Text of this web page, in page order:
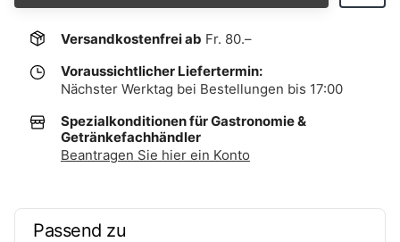
Versandkostenfrei ab Fr. 80.–
Voraussichtlicher Liefertermin:
Nächster Werktag bei Bestellungen bis 17:00
Spezialkonditionen für Gastronomie &
Getränkefachhändler
Beantragen Sie hier ein Konto
Passend zu